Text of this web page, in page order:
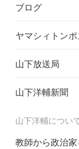
ブログ
ヤマシィトンポ
山下放送局
山下洋輔新聞
山下洋輔につい
教師から政治